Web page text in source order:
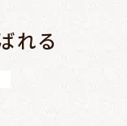
れる